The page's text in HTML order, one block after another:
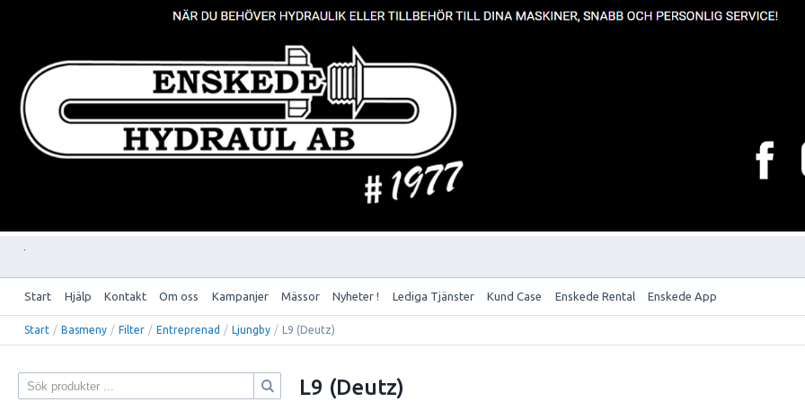
Start Hjälp Kontakt Om oss Kampanjer Mässor Nyheter ! Lediga Tjänster Kund Case Enskede Rental Enskede App
Start / Basmeny / Filter / Entreprenad / Ljungby / L9 (Deutz)
L9 (Deutz)